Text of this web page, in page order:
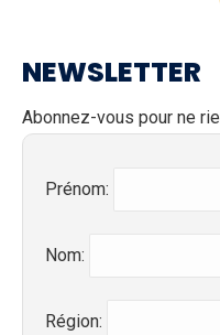
NEWSLETTER
Abonnez-vous pour ne
Prénom:
Nom:
Région: